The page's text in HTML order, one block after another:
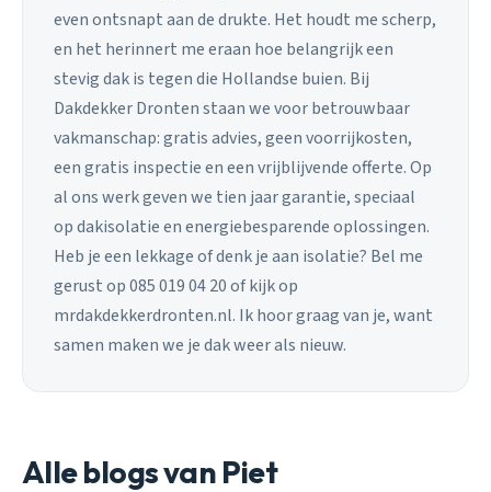
even ontsnapt aan de drukte. Het houdt me scherp,
en het herinnert me eraan hoe belangrijk een
stevig dak is tegen die Hollandse buien. Bij
Dakdekker Dronten staan we voor betrouwbaar
vakmanschap: gratis advies, geen voorrijkosten,
een gratis inspectie en een vrijblijvende offerte. Op
al ons werk geven we tien jaar garantie, speciaal
op dakisolatie en energiebesparende oplossingen.
Heb je een lekkage of denk je aan isolatie? Bel me
gerust op 085 019 04 20 of kijk op
mrdakdekkerdronten.nl. Ik hoor graag van je, want
samen maken we je dak weer als nieuw.
Alle blogs van Piet